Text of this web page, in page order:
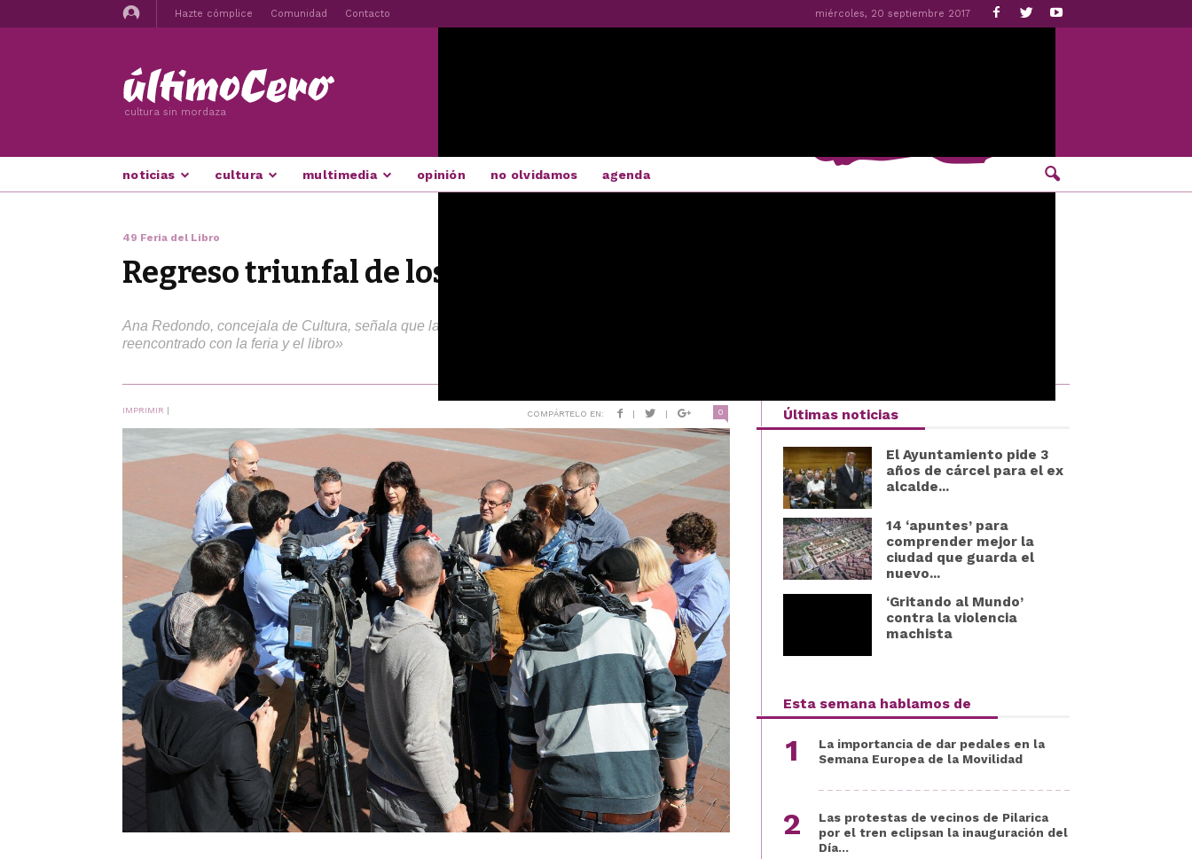
Hazte cómplice Comunidad Contacto miércoles, 20 septiembre 2017
cultura sin mordaza
noticias cultura multimedia opinión no olvidamos agenda
49 Feria del Libro
Regreso triunfal de los libros a la Plaza Mayor
Ana Redondo, concejala de Cultura, señala que la cita literaria ha significado «una pequeña revolución cultural» en la que «los ciudadanos se han
reencontrado con la feria y el libro»
IMPRIMIR | COMPÁRTELO EN: | | 0 Últimas noticias
El Ayuntamiento pide 3
años de cárcel para el ex
alcalde...
14 ‘apuntes’ para
comprender mejor la
ciudad que guarda el
nuevo...
‘Gritando al Mundo’
contra la violencia
machista
Esta semana hablamos de
La importancia de dar pedales en la
Semana Europea de la Movilidad
Las protestas de vecinos de Pilarica
por el tren eclipsan la inauguración del
Día...